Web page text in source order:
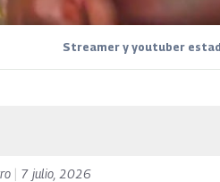
Streamer y youtuber
7 julio, 2026